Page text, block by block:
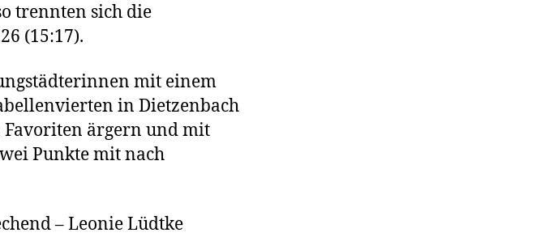
trennten sich die
(15:17).
mit einem
in Dietzenbach
Favoriten ärgern und mit
Punkte mit nach
– Leonie Lüdtke